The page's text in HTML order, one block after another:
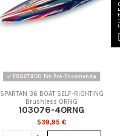
ESGOTADO: Em Pré-Encomenda
SPARTAN 36 BOAT SELF-RIGHTING
Brushless ORNG
103076-4ORNG
539,95 €